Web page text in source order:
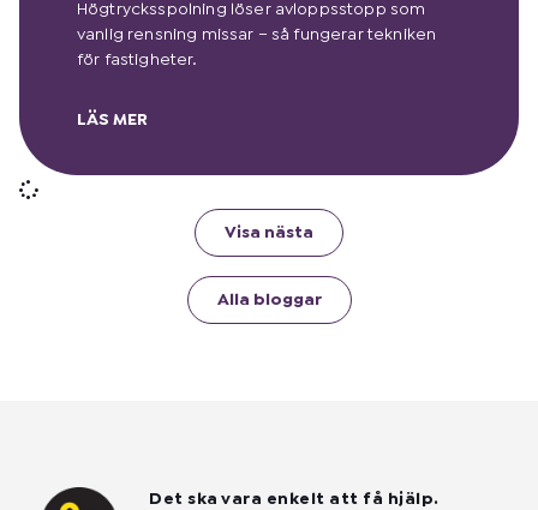
Högtrycksspolning löser avloppsstopp som
vanlig rensning missar – så fungerar tekniken
för fastigheter.
LÄS MER
Visa nästa
Alla bloggar
Det ska vara enkelt att få hjälp.